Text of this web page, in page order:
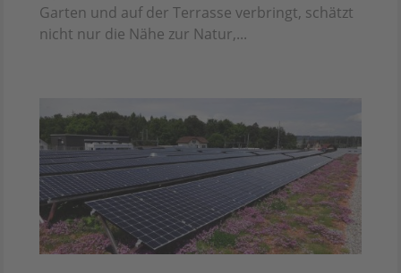
Garten und auf der Terrasse verbringt, schätzt
nicht nur die Nähe zur Natur,...